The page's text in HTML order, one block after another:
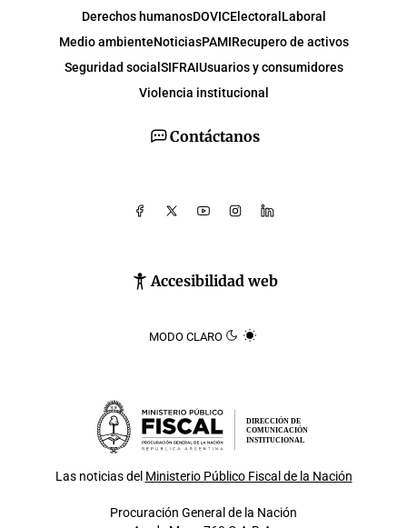
Contáctanos
Accesibilidad web
MODO CLARO
Derechos humanosDOVICElectoral Laboral
Medio ambienteNoticiasPAMIRecupero de activos
Seguridad social SIFRAIUsuarios y consumidores
Violencia institucional
DIRECCIÓN DE
COMUNICACIÓN
INSTITUCIONAL
Las noticias del Ministerio Público Fiscal de la Nación
Procuración General de la Nación